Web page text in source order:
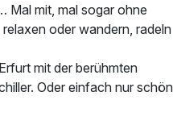
Mal mit, mal sogar ohne
oder wandern, radeln
mit der berühmten
Oder einfach nur